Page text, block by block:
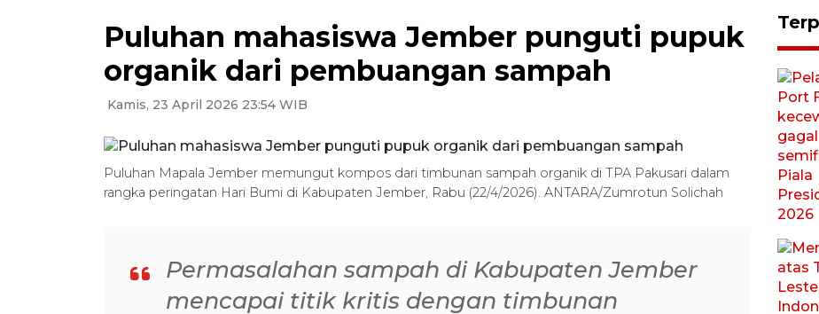
Puluhan mahasiswa Jember punguti pupuk
organik dari pembuangan sampah
Kamis, 23 April 2026 23:54 WIB
Puluhan Mapala Jember memungut kompos dari timbunan sampah organik di TPA Pakusari dalam
rangka peringatan Hari Bumi di Kabupaten Jember, Rabu (22/4/2026). ANTARA/Zumrotun Solichah
Permasalahan sampah di Kabupaten Jember
mencapai titik kritis dengan timbunan